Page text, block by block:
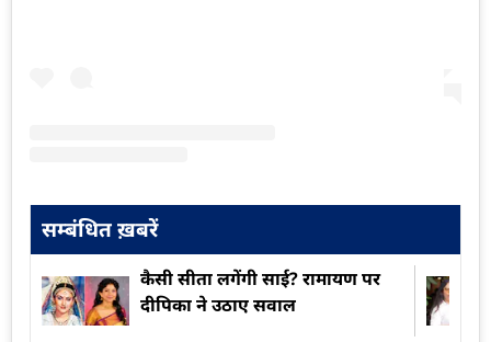
सम्बंधित ख़बरें
कैसी सीता लगेंगी साई? रामायण पर
दीपिका ने उठाए सवाल